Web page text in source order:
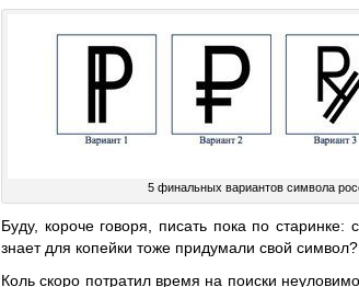
5 финальных вариантов символа
Буду, короче говоря, писать пока по старинке:
знает для копейки тоже придумали свой
Коль скоро потратил время на поиски